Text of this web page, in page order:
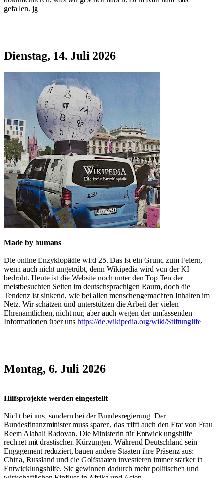
gefallen. jg
Dienstag, 14. Juli 2026
Made by humans
Die online Enzyklopädie wird 25. Das ist ein Grund zum Feiern,
wenn auch nicht ungetrübt, denn Wikipedia wird von der KI
bedroht. Heute ist die Website noch unter den Top Ten der
meistbesuchten Seiten im deutschsprachigen Raum, doch die
Tendenz ist sinkend, wie bei allen menschengemachten Inhalten im
Netz. Wir schätzen und unterstützen die Arbeit der vielen
Ehrenamtlichen, nicht nur, aber auch wegen der umfassenden
Informationen über uns https://de.wikipedia.org/wiki/Stiftunglife
Montag, 6. Juli 2026
Hilfsprojekte werden eingestellt
Nicht bei uns, sondern bei der Bundesregierung. Der
Bundesfinanzminister muss sparen, das trifft auch den Etat von Frau
Reem Alabali Radovan. Die Ministerin für Entwicklungshilfe
rechnet mit drastischen Kürzungen. Während Deutschland sein
Engagement reduziert, bauen andere Staaten ihre Präsenz aus:
China, Russland und die Golfstaaten investieren immer stärker in
Entwicklungshilfe. Sie gewinnen dadurch mehr politischen und